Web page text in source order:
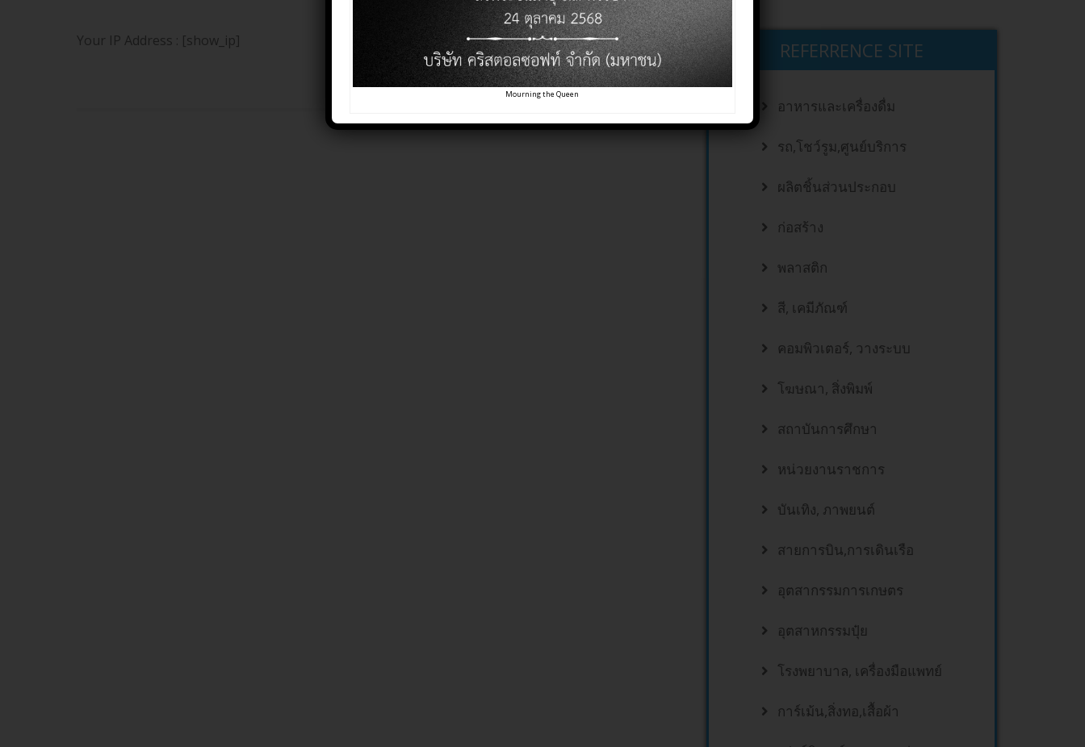
Your IP Address : [show_ip] REFERRENCE SITE
อาหารและเครื่องดื่ม
รถ,โชว์รูม,ศูนย์บริการ
ผลิตชิ้นส่วนประกอบ
ก่อสร้าง
พลาสติก
สี, เคมีภัณฑ์
คอมพิวเตอร์, วางระบบ
โฆษณา, สิ่งพิมพ์
สถาบันการศึกษา
หน่วยงานราชการ
บันเทิง, ภาพยนต์
สายการบิน,การเดินเรือ
อุตสากรรมการเกษตร
อุตสาหกรรมปุ๋ย
โรงพยาบาล, เครื่องมือแพทย์
การ์เม้น,สิ่งทอ,เสื้อผ้า
Mourning the Queen